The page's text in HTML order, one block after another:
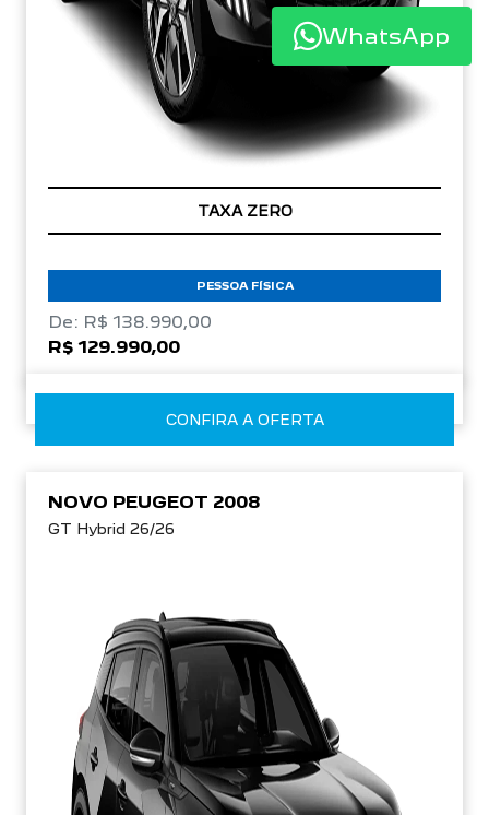
TAXA ZERO
PESSOA FÍSICA
De: R$ 138.990,00
R$ 129.990,00
CONFIRA A OFERTA
NOVO PEUGEOT 2008
GT Hybrid 26/26
WhatsApp